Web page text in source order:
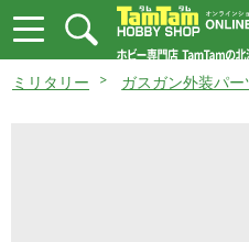
ミリタリー ガスガン外装パー